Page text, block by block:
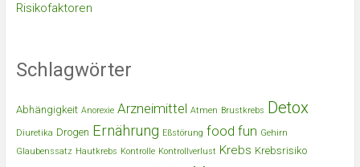
Risikofaktoren
Schlagwörter
Abhängigkeit Anorexie Arzneimittel Atmen Brustkrebs Detox
Diuretika Drogen Ernährung Eßstörung food fun Gehirn
Glaubenssatz Hautkrebs Kontrolle Kontrollverlust Krebs Krebsrisiko